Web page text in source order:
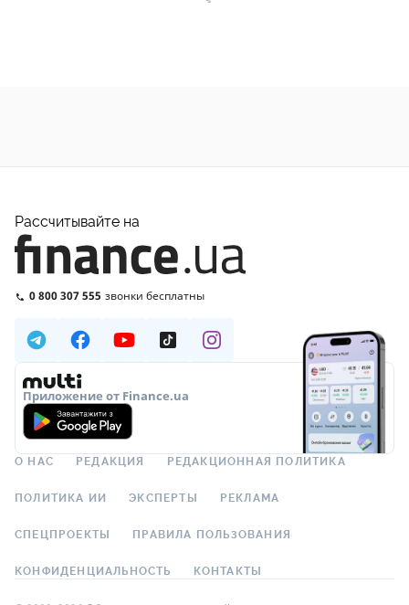
Рассчитывайте на
0 800 307 555 звонки бесплатны
Приложение от Finance.ua
О НАС РЕДАКЦИЯ РЕДАКЦИОННАЯ ПОЛИТИКА
ПОЛИТИКА ИИ ЭКСПЕРТЫ РЕКЛАМА
СПЕЦПРОЕКТЫ ПРАВИЛА ПОЛЬЗОВАНИЯ
КОНФИДЕНЦИАЛЬНОСТЬ КОНТАКТЫ